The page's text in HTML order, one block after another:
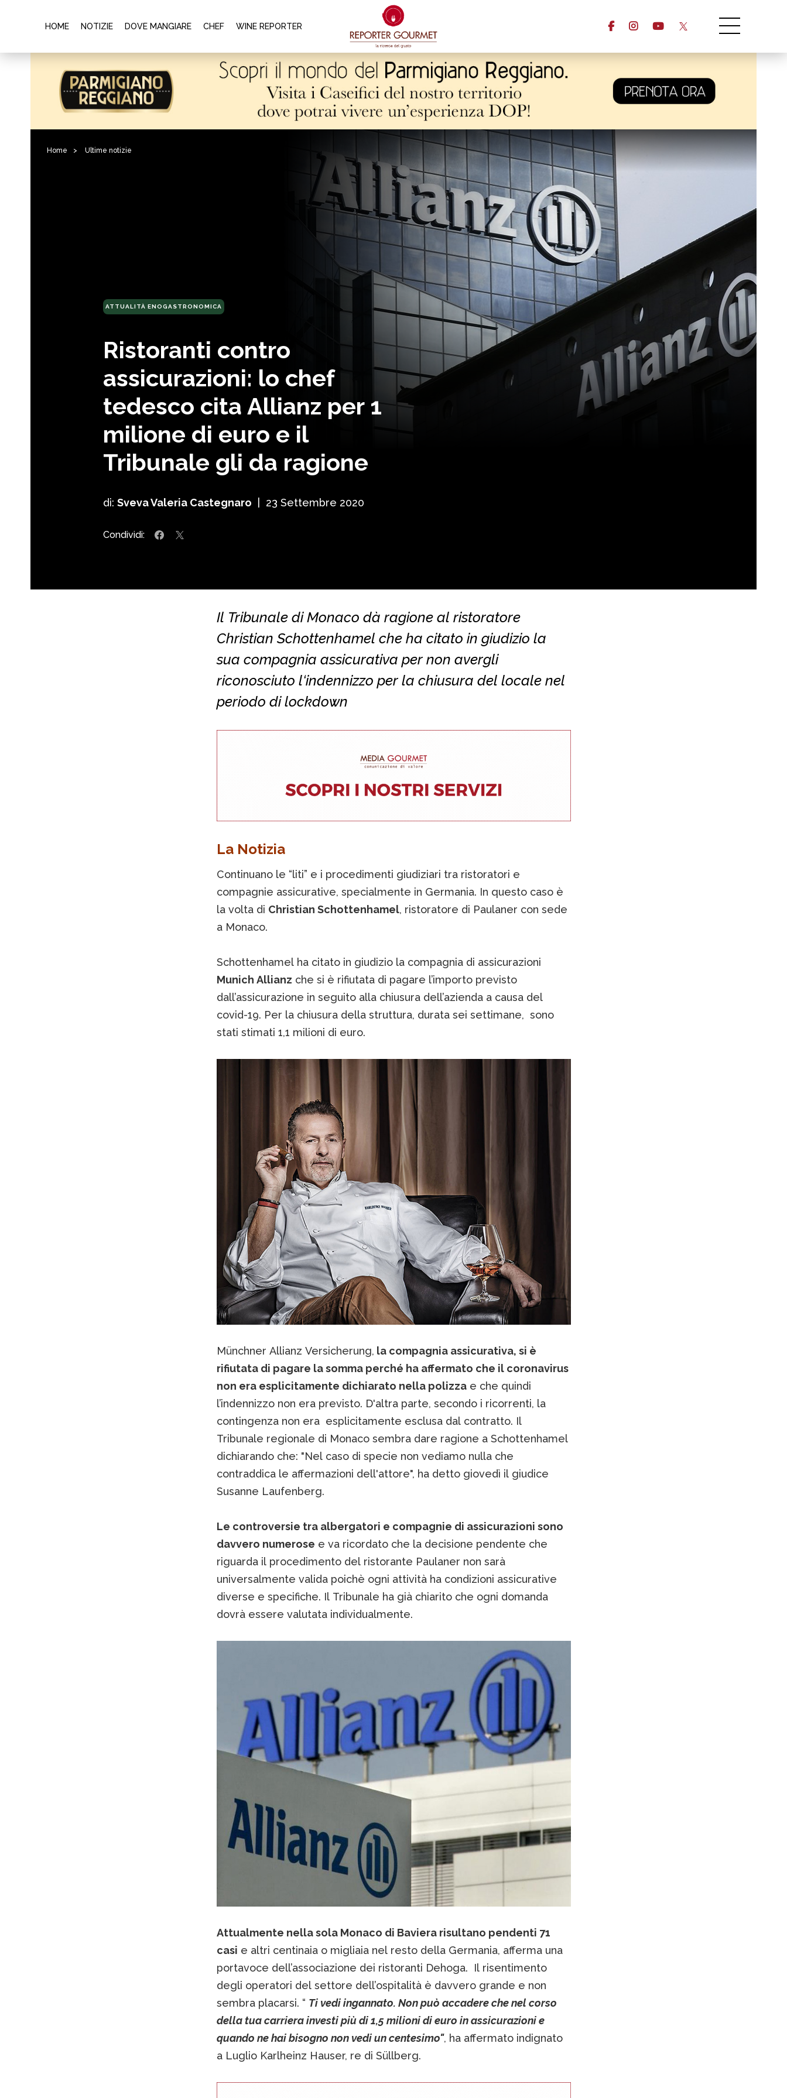
HOME NOTIZIE DOVE MANGIARE CHEF WINE REPORTER
Home > Ultime notizie
ATTUALITÀ ENOGASTRONOMICA
Ristoranti contro
assicurazioni: lo chef
tedesco cita Allianz per 1
milione di euro e il
Tribunale gli da ragione
di: Sveva Valeria Castegnaro 23 Settembre 2020
Condividi:
Il Tribunale di Monaco dà ragione al ristoratore
Christian Schottenhamel che ha citato in giudizio la
sua compagnia assicurativa per non avergli
riconosciuto l‘indennizzo per la chiusura del locale nel
periodo di lockdown
La Notizia
Continuano le “liti” e i procedimenti giudiziari tra ristoratori e
compagnie assicurative, specialmente in Germania. In questo caso è
la volta di Christian Schottenhamel, ristoratore di Paulaner con sede
a Monaco.
Schottenhamel ha citato in giudizio la compagnia di assicurazioni
Munich Allianz che si è rifiutata di pagare l’importo previsto
dall’assicurazione in seguito alla chiusura dell’azienda a causa del
covid-19. Per la chiusura della struttura, durata sei settimane, sono
stati stimati 1,1 milioni di euro.
Münchner Allianz Versicherung, la compagnia assicurativa, si è
rifiutata di pagare la somma perché ha affermato che il coronavirus
non era esplicitamente dichiarato nella polizzae che quindi
l’indennizzo non era previsto. D'altra parte, secondo i ricorrenti, la
contingenza non era esplicitamente esclusa dal contratto. Il
Tribunale regionale di Monaco sembra dare ragione a Schottenhamel
dichiarando che: "Nel caso di specie non vediamo nulla che
contraddica le affermazioni dell'attore", ha detto giovedì il giudice
Susanne Laufenberg.
Le controversie tra albergatori e compagnie di assicurazioni sono
davvero numerose e va ricordato che la decisione pendente che
riguarda il procedimento del ristorante Paulaner non sarà
universalmente valida poichè ogni attività ha condizioni assicurative
diverse e specifiche. Il Tribunale ha già chiarito che ogni domanda
dovrà essere valutata individualmente.
Attualmente nella sola Monaco di Baviera risultano pendenti 71
casi e altri centinaia o migliaia nel resto della Germania, afferma una
portavoce dell’associazione dei ristoranti Dehoga. Il risentimento
degli operatori del settore dell’ospitalità è davvero grande e non
sembra placarsi. “ Ti vedi ingannato. Non può accadere che nel corso
della tua carriera investi più di 1,5 milioni di euro in assicurazioni e
quando ne hai bisogno non vedi un centesimo", ha affermato indignato
a Luglio Karlheinz Hauser, re di Süllberg.